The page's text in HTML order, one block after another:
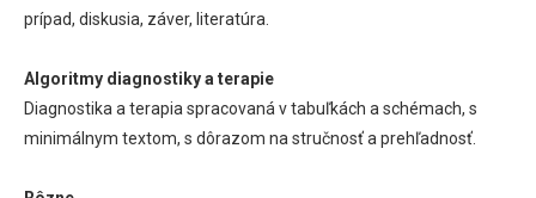
prípad, diskusia, záver, literatúra.
Algoritmy diagnostiky a terapie
Diagnostika a terapia spracovaná v tabuľkách a schémach, s
minimálnym textom, s dôrazom na stručnosť a prehľadnosť.